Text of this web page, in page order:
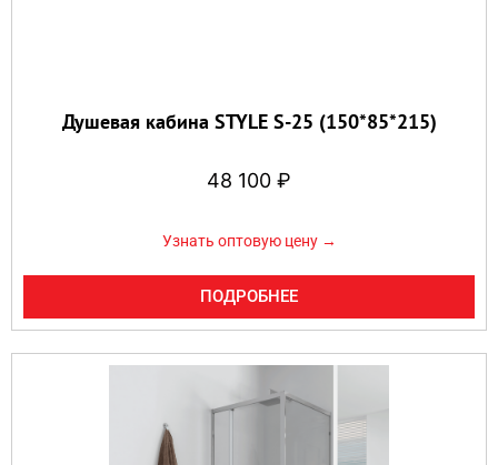
Душевая кабина STYLE S-25 (150*85*215)
48 100 ₽
Узнать оптовую цену →
ПОДРОБНЕЕ